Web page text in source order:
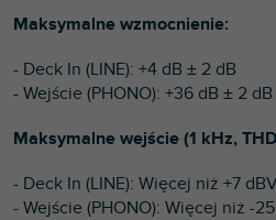
Maksymalne wzmocnienie:
- Deck In (LINE): +4 dB ± 2 dB
- Wejście (PHONO): +36 dB ± 2 dB
Maksymalne wejście (1 kHz,
- Deck In (LINE): Więcej niż +7 dBV
- Wejście (PHONO): Więcej niż -